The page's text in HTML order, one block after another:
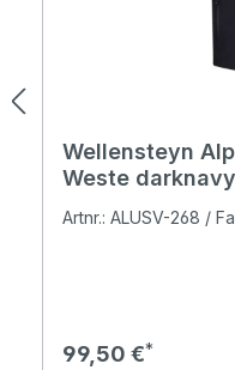
Wellensteyn
Weste darknavy
Artnr.: ALUSV-268 /
Regulärer Preis:
99,50 €